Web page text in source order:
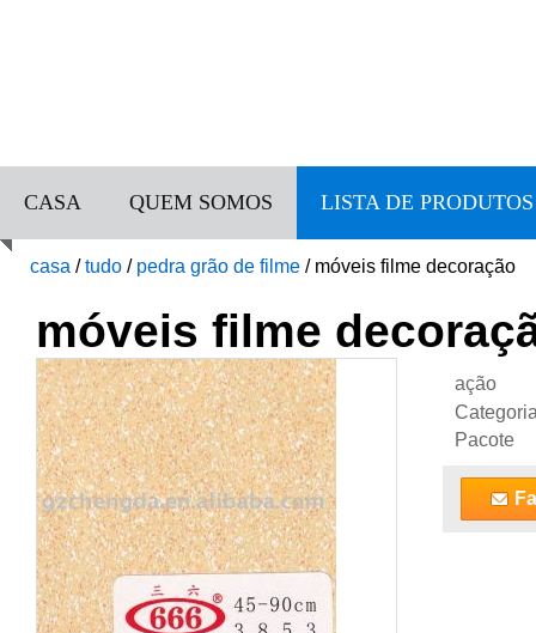
CASA QUEM SOMOS LISTA DE PRODUTOS
casa /tudo / pedra grão de filme / móveis filme decoração
móveis filme
ação
Pacote